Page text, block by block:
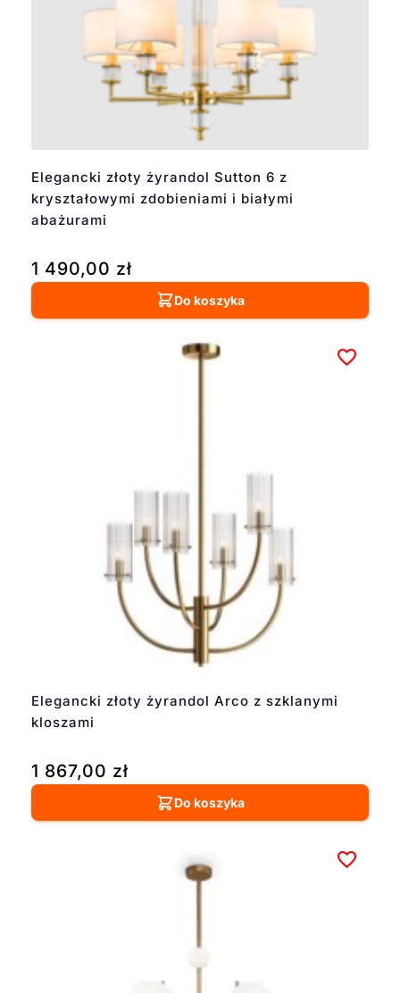
Elegancki złoty żyrandol Sutton 6 z
kryształowymi zdobieniami i białymi
abażurami
1 490,00 zł
Do koszyka
Elegancki złoty żyrandol Arco z szklanymi
kloszami
1 867,00 zł
Do koszyka